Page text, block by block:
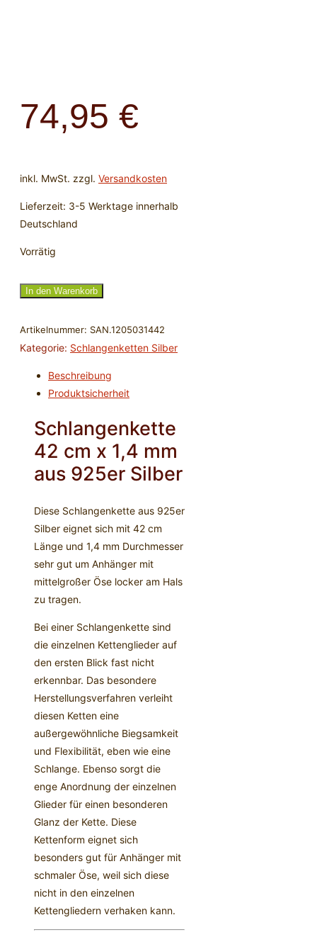
74,95 €
inkl. MwSt. zzgl. Versandkosten
Lieferzeit: 3-5 Werktage innerhalb
Deutschland
Vorrätig
Schlangenkette
42
cm
925er
Silber
In den Warenkorb
Artikelnummer: SAN.1205031442
Kategorie: Schlangenketten Silber
Beschreibung
Produktsicherheit
Schlangenkette
42 cm x 1,4 mm
aus 925er Silber
Diese Schlangenkette aus 925er
Silber eignet sich mit 42 cm
Länge und 1,4 mm Durchmesser
sehr gut um Anhänger mit
mittelgroßer Öse locker am Hals
zu tragen.
Bei einer Schlangenkette sind
die einzelnen Kettenglieder auf
den ersten Blick fast nicht
erkennbar. Das besondere
Herstellungsverfahren verleiht
diesen Ketten eine
außergewöhnliche Biegsamkeit
und Flexibilität, eben wie eine
Schlange. Ebenso sorgt die
enge Anordnung der einzelnen
Glieder für einen besonderen
Glanz der Kette. Diese
Kettenform eignet sich
besonders gut für Anhänger mit
schmaler Öse, weil sich diese
nicht in den einzelnen
Kettengliedern verhaken kann.